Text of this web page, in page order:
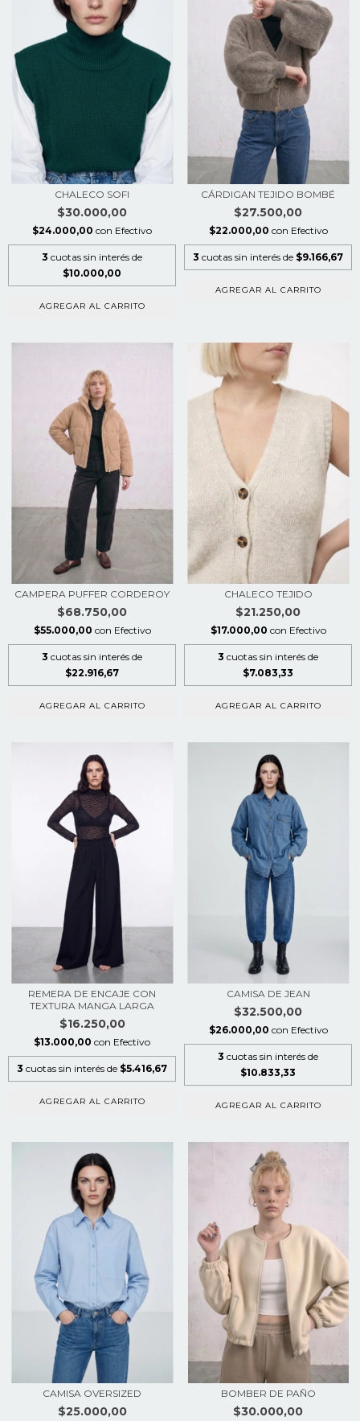
CHALECO SOFI
$30.000,00
$24.000,00 con Efectivo
3 cuotas sin interés de
$10.000,00
AGREGAR AL CARRITO
CÁRDIGAN TEJIDO BOMBÉ
$27.500,00
$22.000,00 con Efectivo
3 cuotas sin interés de $9.166,67
AGREGAR AL CARRITO
CAMPERA PUFFER CORDEROY
$68.750,00
$55.000,00 con Efectivo
3 cuotas sin interés de
$22.916,67
AGREGAR AL CARRITO
CHALECO TEJIDO
$21.250,00
$17.000,00 con Efectivo
3 cuotas sin interés de
$7.083,33
AGREGAR AL CARRITO
REMERA DE ENCAJE CON
TEXTURA MANGA LARGA
$16.250,00
$13.000,00 con Efectivo
3 cuotas sin interés de $5.416,67
AGREGAR AL CARRITO
CAMISA DE JEAN
$32.500,00
$26.000,00 con Efectivo
3 cuotas sin interés de
$10.833,33
AGREGAR AL CARRITO
CAMISA OVERSIZED
$25.000,00
BOMBER DE PAÑO
$30.000,00